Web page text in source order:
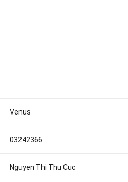
Venus
03242366
Nguyen Thi Thu Cuc